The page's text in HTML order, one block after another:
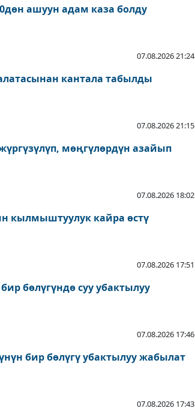
ашуун адам каза болду
07.08.2026 21:24
кантала табылды
07.08.2026 21:15
мөңгүлөрдүн азайып
07.08.2026 18:02
кылмыштуулук кайра өстү
07.08.2026 17:51
бөлүгүндө суу убактылуу
07.08.2026 17:46
бир бөлүгү убактылуу жабылат
07.08.2026 17:43